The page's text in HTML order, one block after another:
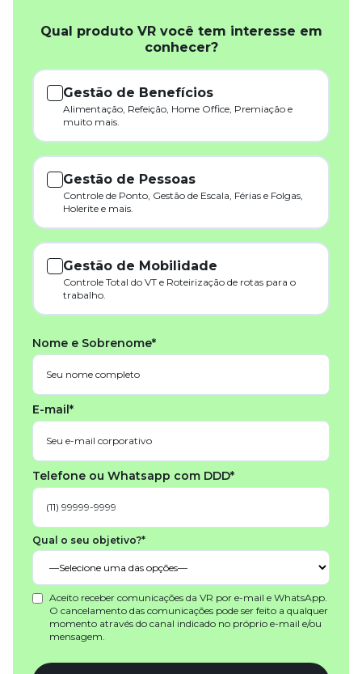
Qual produto VR você tem interesse em
conhecer?
Gestão de Benefícios
Alimentação, Refeição, Home Office, Premiação e
muito mais.
Gestão de Pessoas
Controle de Ponto, Gestão de Escala, Férias e Folgas,
Holerite e mais.
Gestão de Mobilidade
Controle Total do VT e Roteirização de rotas para o
trabalho.
Nome e Sobrenome*
E-mail*
Telefone ou Whatsapp com DDD*
Qual o seu objetivo?*
Aceito receber comunicações da VR por e-mail e WhatsApp.
O cancelamento das comunicações pode ser feito a qualquer
momento através do canal indicado no próprio e-mail e/ou
mensagem.